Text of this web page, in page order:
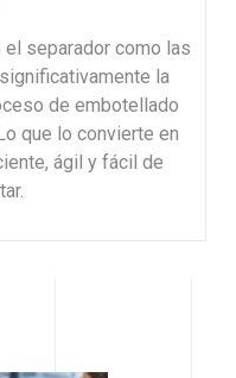
el separador como las
la
de embotellado
que lo convierte en
ágil y fácil de